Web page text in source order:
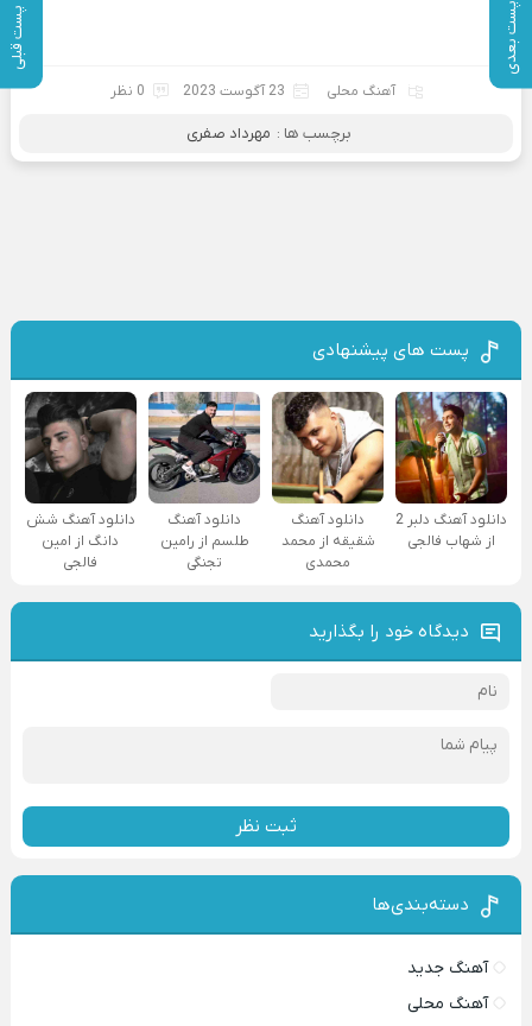
پست بعدی پست قبلی
آهنگ محلی 23 آگوست 2023 0 نظر
برچسب ها : مهرداد صفری
پست های پیشنهادی
دانلود آهنگ دلبر 2
از شهاب فالجی
دانلود آهنگ
شقیقه از محمد
محمدی
دانلود آهنگ
طلسم از رامین
تجنگی
دانلود آهنگ شش
دانگ از امین
فالجی
دیدگاه خود را بگذارید
ثبت نظر
دسته‌بندی‌ها
آهنگ جدید
آهنگ محلی